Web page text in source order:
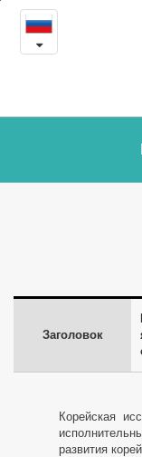
При
голоса
Заголовок
Корейская
развития